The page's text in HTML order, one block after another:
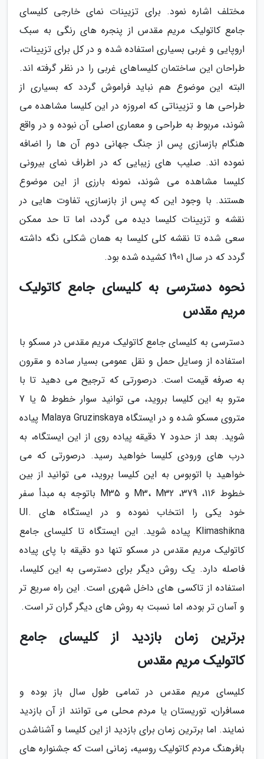
مختلف اشاره نمود. برای تزیینات نمای خارجی کلیسای
جامع کاتولیک مریم مقدس از پنجره های رنگی به سبک
اروپایی و غربی بسیاری استفاده شده و در کل برای تزیینات،
طراحان این ساختمان کلیساهای غربی را در نظر گرفته اند.
البته این موضوع هم نباید فراموش گردد که بسیاری از
طراحی ها و تزییناتی که امروزه در این کلیسا مشاهده می
شوند، مربوط به طراحی و معماری اصلی آن نبوده و در واقع
هنگام بازسازی پس از جنگ جهانی دوم آن ها را اضافه
نموده اند. صلیب های زیبایی که در اطراف نمای بیرونی
کلیسا مشاهده می شوند، نمونه بارزی از این موضوع
هستند. با وجود این که پس از بازسازی، تفاوت هایی در
نقشه و تزیینات کلیسا دیده می گردد، اما تا حد ممکن
سعی شده تا نقشه کلی کلیسا به همان شکلی نگه داشته
گردد که در سال 1901 کشیده شده بود.
نحوه دسترسی به کلیسای جامع کاتولیک
مریم مقدس
دسترسی به کلیسای جامع کاتولیک مریم مقدس در مسکو با
استفاده از وسایل حمل و نقل عمومی بسیار ساده و مقرون
به صرفه قیمت است. درصورتی که ترجیح می دهید تا با
مترو به این کلیسا بروید، می توانید سوار خطوط 5 یا 7
متروی مسکو شده و در ایستگاه Malaya Gruzinskaya پیاده
شوید. بعد از حدود 7 دقیقه پیاده روی از این ایستگاه، به
درب های ورودی کلیسا خواهید رسید. درصورتی که می
خواهید با اتوبوس به این کلیسا بروید، می توانید از بین
خطوط 116، 379، M3، M32 و M35 باتوجه به مبدأ سفر
خود یکی را انتخاب نموده و در ایستگاه های UI.
Klimashikna پیاده شوید. این ایستگاه تا کلیسای جامع
کاتولیک مریم مقدس در مسکو تنها دو دقیقه با پای پیاده
فاصله دارد. یک روش دیگر برای دسترسی به این کلیسا،
استفاده از تاکسی های داخل شهری است. این راه سریع تر
و آسان تر بوده، اما نسبت به روش های دیگر گران تر است.
برترین زمان بازدید از کلیسای جامع
کاتولیک مریم مقدس
کلیسای مریم مقدس در تمامی طول سال باز بوده و
مسافران، توریستان یا مردم محلی می توانند از آن بازدید
نمایند. اما برترین زمان برای بازدید از این کلیسا و آشناشدن
بافرهنگ مردم کاتولیک روسیه، زمانی است که جشنواره های